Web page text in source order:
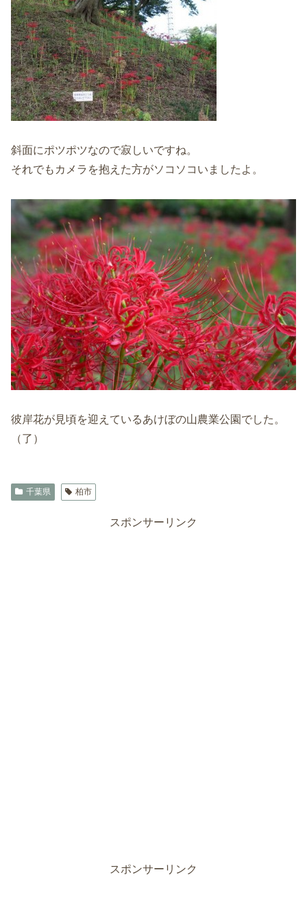
斜面にポツポツなので寂しいですね。
それでもカメラを抱えた方がソコソコいましたよ。
彼岸花が見頃を迎えているあけぼの山農業公園でした。
（了）
千葉県 柏市
スポンサーリンク
スポンサーリンク